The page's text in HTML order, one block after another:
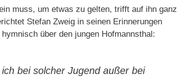
muss, um etwas zu gelten, trifft auf ihn ganz
Stefan Zweig in seinen Erinnerungen
über den jungen Hofmannsthal:
bei solcher Jugend außer bei